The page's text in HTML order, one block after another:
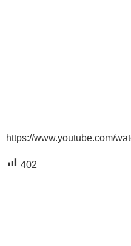
https://www.youtube.com/
402